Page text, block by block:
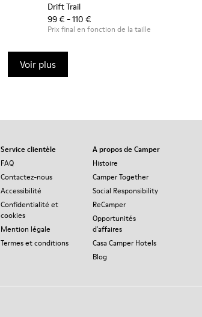
Drift Trail
99 € - 110 €
Prix final en fonction de la taille
Voir plus
Service clientèle
FAQ
Contactez-nous
Accessibilité
Confidentialité et
cookies
Mention légale
Termes et conditions
A propos de Camper
Histoire
Camper Together
Social Responsibility
ReCamper
Opportunités
d'affaires
Casa Camper Hotels
Blog